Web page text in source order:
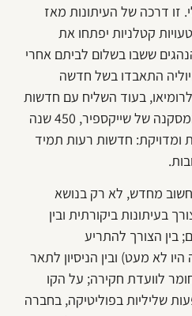
דרכה של העיתונות מאז
קטלניות יפתחו את
ששבו בשלום לביתם אחרי
התאבדו בשל חדשה
לרומיאו, בעוד השליח עם חדשות
האמת החיוביות התעכב. והמסקנה של שייקספיר, 450 שנה
ומדויקת: חדשות רעות תמיד
מחדש, לא רק בנושא
בעיתונות ביקורתית ובין
בין הצורך להתריע
לא מעט) ובין הניסיון לתאר
לוועדת חקירה; על הקו
שליליות בפוליטיקה, בחברה